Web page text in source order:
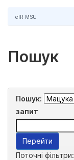
eIR MSU
Пошук
Пошук:
запит
Поточні фільтри: